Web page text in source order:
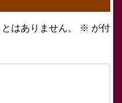
はありません。 ※ が付